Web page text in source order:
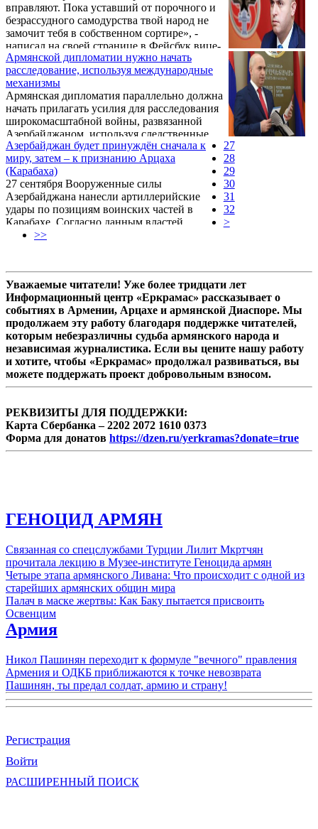
вправляют. Пока уставший от порочного и
безрассудного самодурства твой народ не
замочит тебя в собственном сортире», -
написал на своей странице в Фейсбук вице-
председатель Республиканской партии
Армении Армен Ашотян, комментируя
заявления Ильхама Алиева.
Армянской дипломатии нужно начать
расследование, используя международные
механизмы
Армянская дипломатия параллельно должна
начать прилагать усилия для расследования
широкомасштабной войны, развязанной
Азербайджаном, используя следственные
механизмы международных структур, в
частности Совета Европы. Об этом на своей
странице в Facebook 4 октября написал
вице-председатель Республиканской партии
Армении Армен Ашотян.
Азербайджан будет принуждён сначала к
миру, затем – к признанию Арцаха
(Карабаха)
27 сентября Вооруженные силы
Азербайджана нанесли артиллерийские
удары по позициям воинских частей в
Карабахе. Согласно данным властей
Нагорно-Карабахской Республики, потери
тысячи человек. Число жертв с армянской
стороны, по данным Армии обороны
Карабаха, увеличилось до 157 человек.В
интервью Front News International вице-
председатель Республиканской партии
Армении, экс-министр образования и науки
Армении Армен Ашотян рассказал ...
27
28
29
30
31
32
>
>>
Уважаемые читатели! Уже более тридцати лет
Информационный центр «Еркрамас» рассказывает о
событиях в Армении, Арцахе и армянской Диаспоре. Мы
продолжаем эту работу благодаря поддержке читателей,
которым небезразличны судьба армянского народа и
независимая журналистика. Если вы цените нашу работу
и хотите, чтобы «Еркрамас» продолжал развиваться, вы
можете поддержать проект добровольным взносом.
РЕКВИЗИТЫ ДЛЯ ПОДДЕРЖКИ:
Карта Сбербанка – 2202 2072 1610 0373
Форма для донатов https://dzen.ru/yerkramas?donate=true
ГЕНОЦИД АРМЯН
Связанная со спецслужбами Турции Лилит Мкртчян
прочитала лекцию в Музее-институте Геноцида армян
Четыре этапа армянского Ливана: Что происходит с одной из
старейших армянских общин мира
Палач в маске жертвы: Как Баку пытается присвоить
Освенцим
Армия
Никол Пашинян переходит к формуле "вечного" правления
Армения и ОДКБ приближаются к точке невозврата
Пашинян, ты предал солдат, армию и страну!
Регистрация
Войти
РАСШИРЕННЫЙ ПОИСК